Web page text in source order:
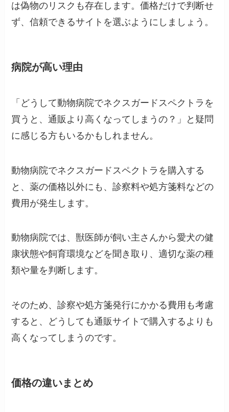
は偽物のリスクも存在します。価格だけで判断せ
ず、信頼できるサイトを選ぶようにしましょう。
病院が高い理由
「どうして動物病院でネクスガードスペクトラを
買うと、通販より高くなってしまうの？」と疑問
に感じる方もいるかもしれません。
動物病院でネクスガードスペクトラを購入する
と、薬の価格以外にも、診察料や処方箋料などの
費用が発生します。
動物病院では、獣医師が飼い主さんから愛犬の健
康状態や飼育環境などを聞き取り、適切な薬の種
類や量を判断します。
そのため、診察や処方箋発行にかかる費用も考慮
すると、どうしても通販サイトで購入するよりも
高くなってしまうのです。
価格の違いまとめ